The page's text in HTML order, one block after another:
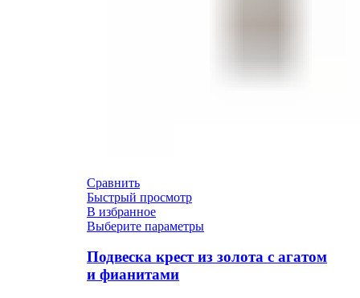
Сравнить
Быстрый просмотр
В избранное
Выберите параметры
Подвеска крест из золота с агатом
и фианитами